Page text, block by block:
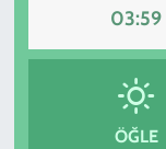
03:59
ÖĞLE